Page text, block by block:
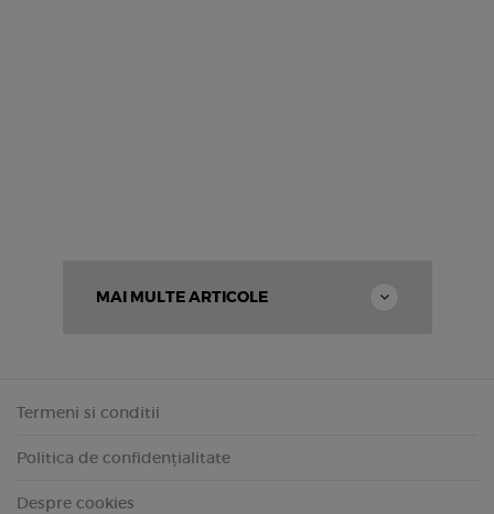
MAI MULTE ARTICOLE
Termeni si conditii
Politica de confidențialitate
Despre cookies